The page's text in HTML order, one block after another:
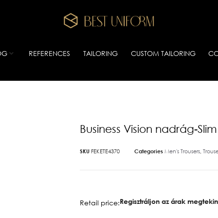
REFERENCES TAILORING CUSTOM TAILORING
Business Vision nadrág-Slim
SKU FEKETE4370 Categories Men's Trousers,
Retail price:Regisztráljon az árak